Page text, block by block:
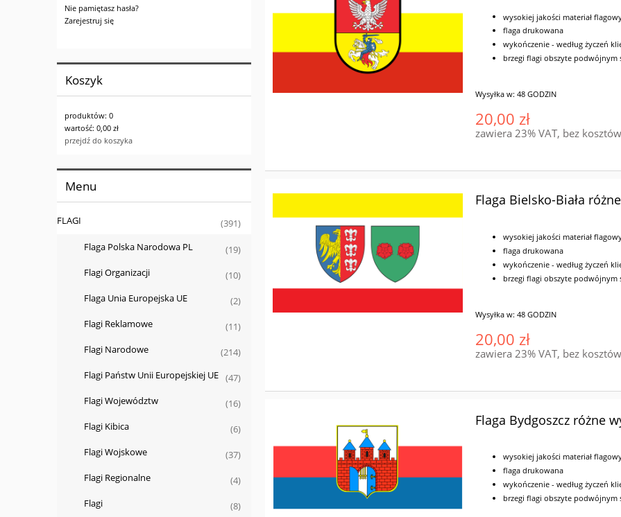
Nie pamiętasz hasła?
Zarejestruj się
Koszyk
produktów: 0
wartość: 0,00 zł
przejdź do koszyka
Menu
FLAGI (391)
Flaga Polska Narodowa PL (19)
Flagi Organizacji (10)
Flaga Unia Europejska UE (2)
Flagi Reklamowe (11)
Flagi Narodowe (214)
Flagi Państw Unii Europejskiej UE (47)
Flagi Województw (16)
Flagi Kibica (6)
Flagi Wojskowe (37)
Flagi Regionalne (4)
Flagi (8)
wysokiej jakości materiał
flaga drukowana
wykończenie - według życzeń
brzegi flagi obszyte podwójnym
Wysyłka w: 48 GODZIN
20,00 zł
zawiera 23% VAT, bez
Flaga Bielsko-Biała
wysokiej jakości materiał
flaga drukowana
wykończenie - według życzeń
brzegi flagi obszyte podwójnym
Wysyłka w: 48 GODZIN
20,00 zł
zawiera 23% VAT, bez
Flaga Bydgoszcz różne
wysokiej jakości materiał
flaga drukowana
wykończenie - według życzeń
brzegi flagi obszyte podwójnym